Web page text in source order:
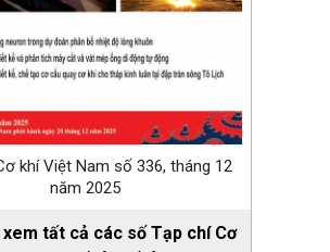
khí Việt Nam số 336, tháng 12
năm 2025
xem tất cả các số Tạp chí Cơ